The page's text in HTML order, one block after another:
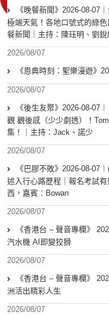
《晚餐新聞》2026-08-07
極端天氣！各地口號式的綠
餐新聞｜主持：陳珏明、劉銳
2026/08/07
《恩典時刻：聖樂漫遊》
2026/08/07
《後生友聚》2026-08-
觀 觀後感（少少劇透）！
集！｜主持：Jack、諾少
2026/08/07
《巴膠不敗》2026-08-
述入行心路歷程｜報名考試
西，嘉賓︰Bowan
2026/08/07
《香港台 – 聲音專欄》
汽水機 AI即變狡猾
2026/08/07
《香港台 – 聲音專欄》
洲活出精彩人生
2026/08/07